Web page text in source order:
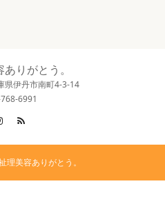
りがとう。
県伊丹市南町4-3-14
6991
Instagram
理美容ありがとう。